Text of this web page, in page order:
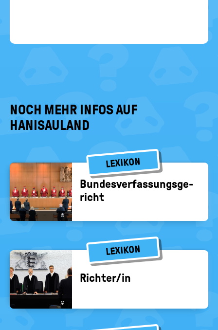
NOCH MEHR INFOS AUF
HANISAULAND
LEXIKON
©
Bun­des­ver­fas­sungs­ge­
richt
LEXIKON
©
Rich­ter/in